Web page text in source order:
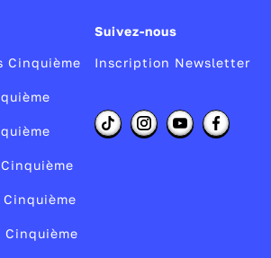
Cinquième
Cinquième
Suivez-nous
Inscription Newsletter